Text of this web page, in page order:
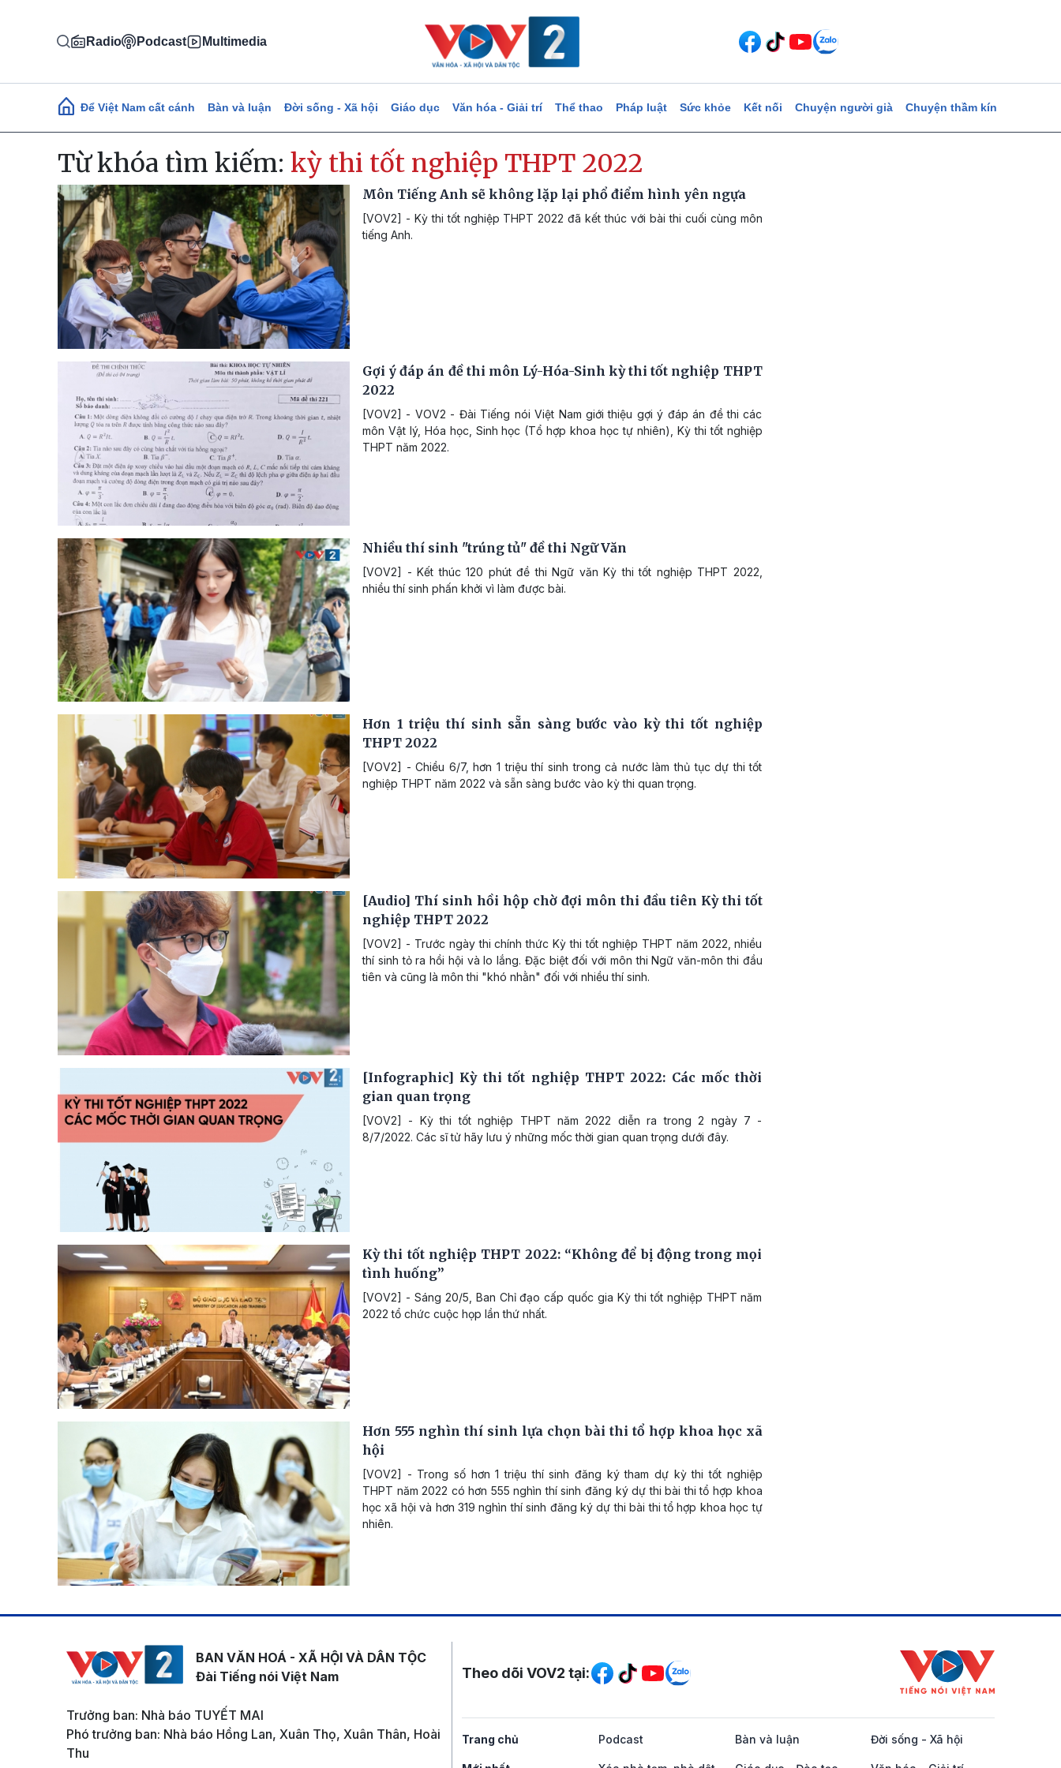
Radio Podcast Multimedia
Main navigation
Để Việt Nam cất cánh Bàn và luận Đời sống - Xã hội Giáo dục Văn hóa - Giải trí Thể thao Pháp luật Sức khỏe Kết nối Chuyện người già Chuyện thầm kín
Từ khóa tìm kiếm: kỳ thi tốt nghiệp THPT 2022
Môn Tiếng Anh sẽ không lặp lại phổ điểm hình yên ngựa
[VOV2] - Kỳ thi tốt nghiệp THPT 2022 đã kết thúc với bài thi cuối cùng môn
tiếng Anh.
Gợi ý đáp án đề thi môn Lý-Hóa-Sinh kỳ thi tốt nghiệp THPT
2022
[VOV2] - VOV2 - Đài Tiếng nói Việt Nam giới thiệu gợi ý đáp án đề thi các
môn Vật lý, Hóa học, Sinh học (Tổ hợp khoa học tự nhiên), Kỳ thi tốt nghiệp
THPT năm 2022.
Nhiều thí sinh "trúng tủ" đề thi Ngữ Văn
[VOV2] - Kết thúc 120 phút đề thi Ngữ văn Kỳ thi tốt nghiệp THPT 2022,
nhiều thí sinh phấn khởi vì làm được bài.
Hơn 1 triệu thí sinh sẵn sàng bước vào kỳ thi tốt nghiệp
THPT 2022
[VOV2] - Chiều 6/7, hơn 1 triệu thí sinh trong cả nước làm thủ tục dự thi tốt
nghiệp THPT năm 2022 và sẵn sàng bước vào kỳ thi quan trọng.
[Audio] Thí sinh hồi hộp chờ đợi môn thi đầu tiên Kỳ thi tốt
nghiệp THPT 2022
[VOV2] - Trước ngày thi chính thức Kỳ thi tốt nghiệp THPT năm 2022, nhiều
thí sinh tỏ ra hồi hội và lo lắng. Đặc biệt đối với môn thi Ngữ văn-môn thi đầu
tiên và cũng là môn thi "khó nhằn" đối với nhiều thí sinh.
[Infographic] Kỳ thi tốt nghiệp THPT 2022: Các mốc thời
gian quan trọng
[VOV2] - Kỳ thi tốt nghiệp THPT năm 2022 diễn ra trong 2 ngày 7 -
8/7/2022. Các sĩ tử hãy lưu ý những mốc thời gian quan trọng dưới đây.
Kỳ thi tốt nghiệp THPT 2022: “Không để bị động trong mọi
tình huống”
[VOV2] - Sáng 20/5, Ban Chỉ đạo cấp quốc gia Kỳ thi tốt nghiệp THPT năm
2022 tổ chức cuộc họp lần thứ nhất.
Hơn 555 nghìn thí sinh lựa chọn bài thi tổ hợp khoa học xã
hội
[VOV2] - Trong số hơn 1 triệu thí sinh đăng ký tham dự kỳ thi tốt nghiệp
THPT năm 2022 có hơn 555 nghìn thí sinh đăng ký dự thi bài thi tổ hợp khoa
học xã hội và hơn 319 nghìn thí sinh đăng ký dự thi bài thi tổ hợp khoa học tự
nhiên.
BAN VĂN HOÁ - XÃ HỘI VÀ DÂN TỘC
Đài Tiếng nói Việt Nam
Trưởng ban: Nhà báo TUYẾT MAI
Phó trưởng ban: Nhà báo Hồng Lan, Xuân Thọ, Xuân Thân, Hoài
Thu
Mạng xã hội
Theo dõi VOV2 tại:
Trang chủ Podcast Bàn và luận Đời sống - Xã hội